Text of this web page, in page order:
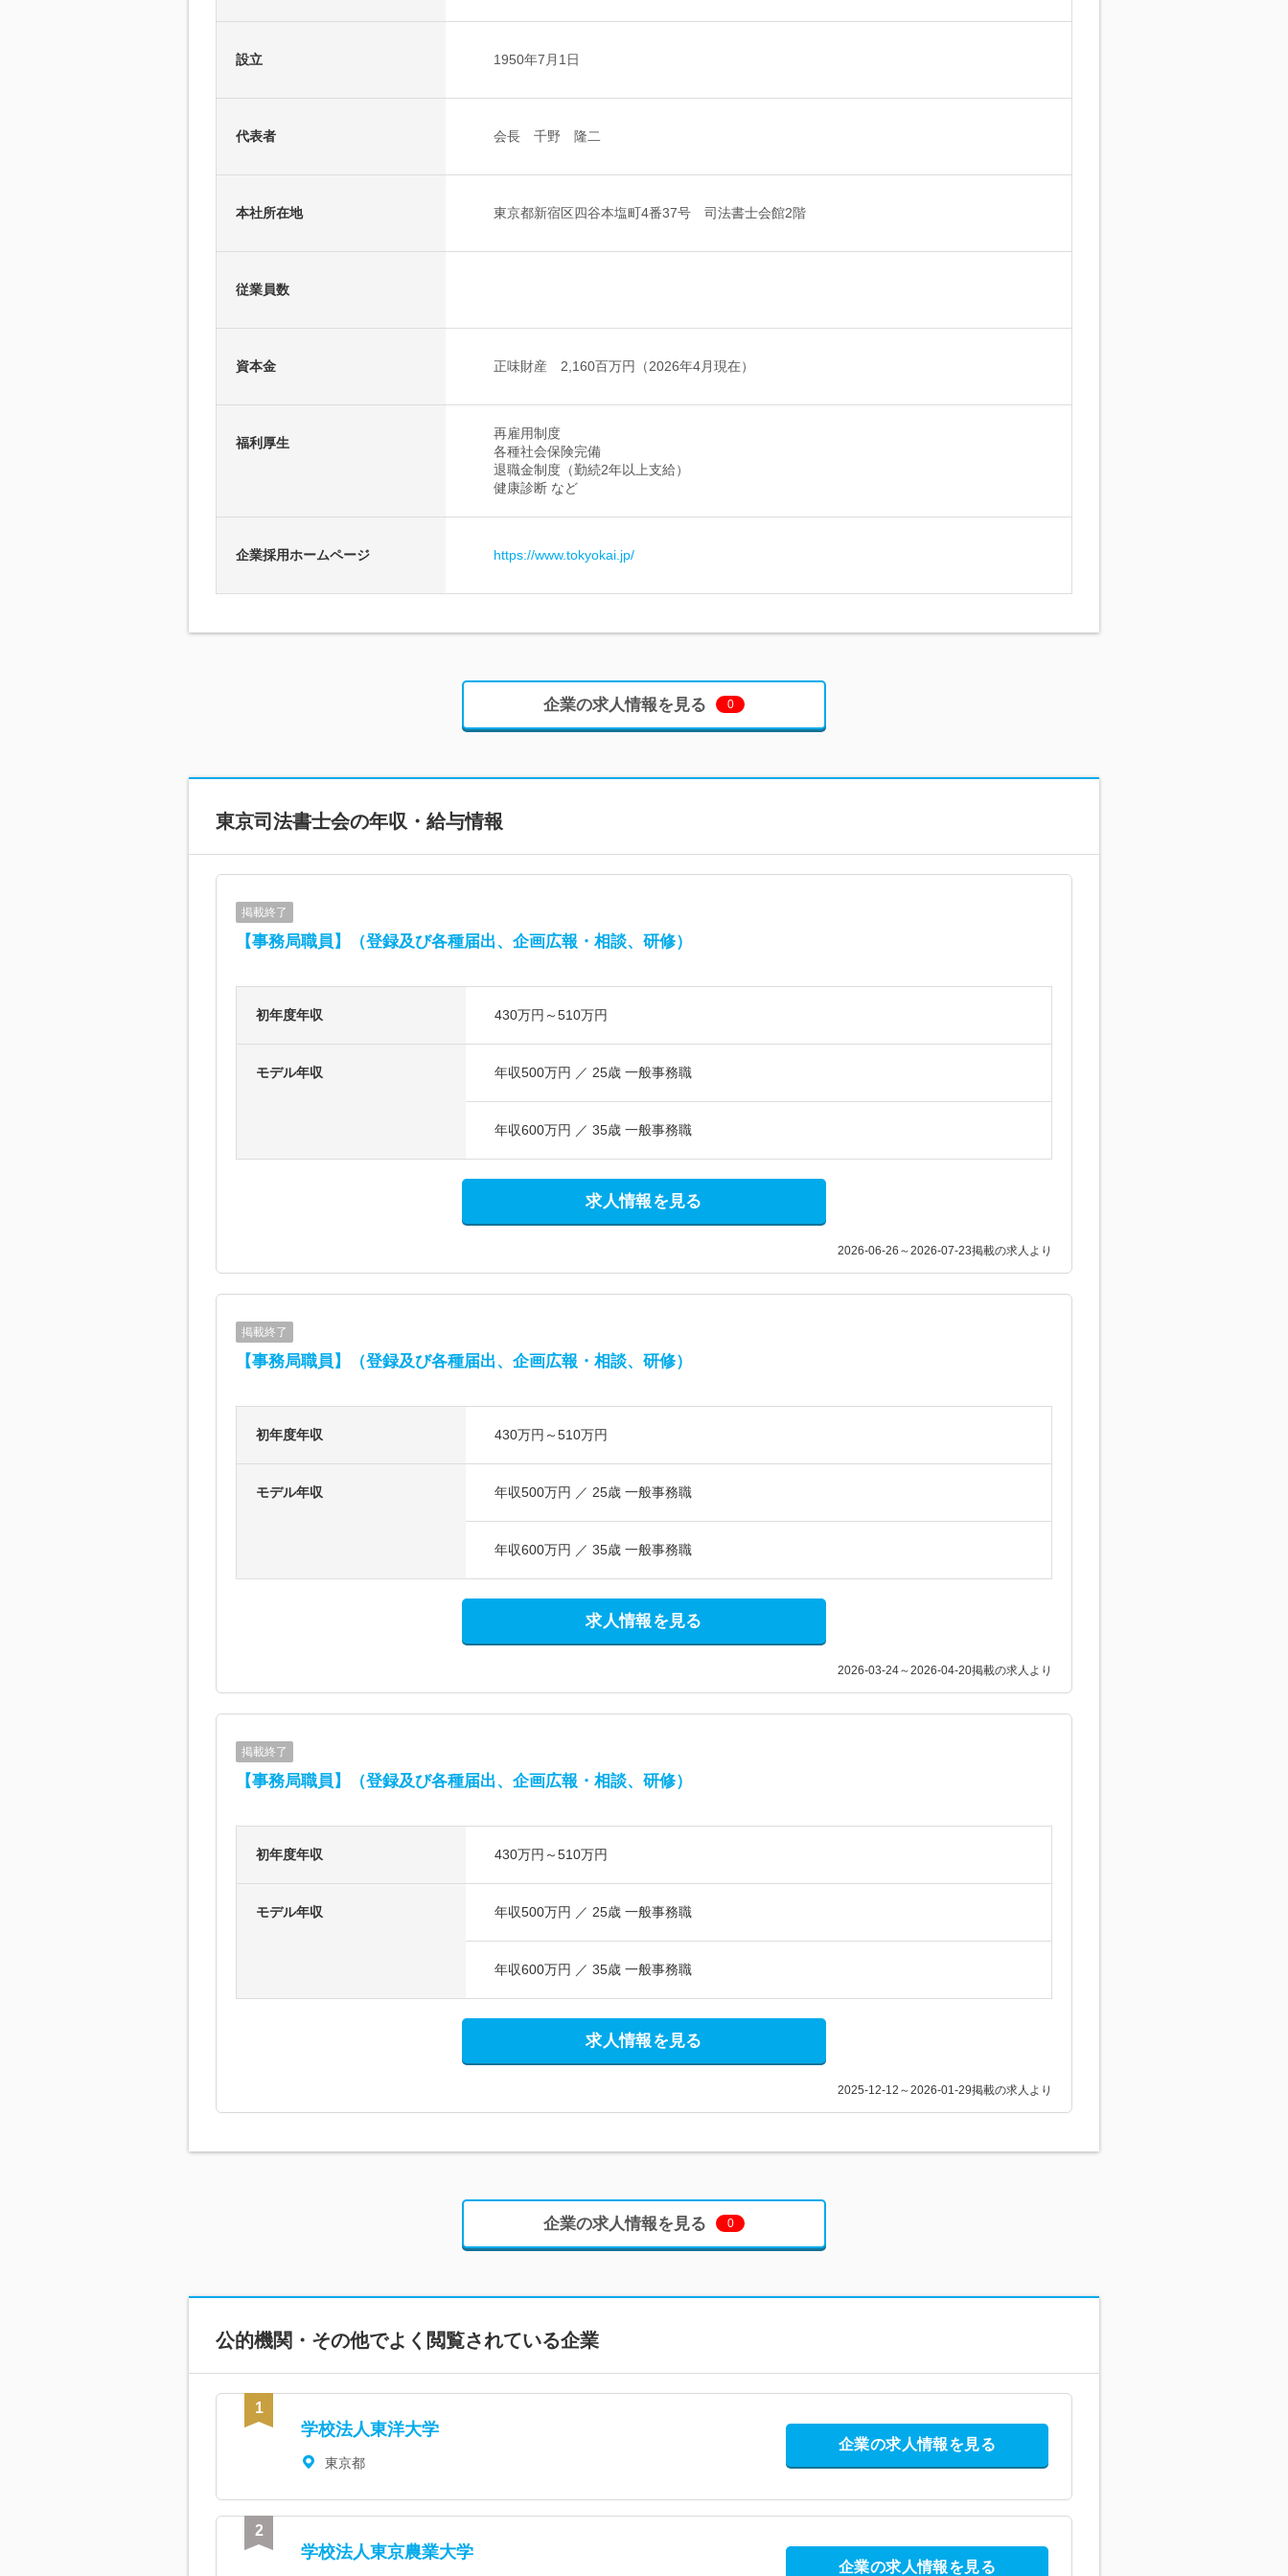
設立 1950年7月1日
代表者 会長 千野 隆二
本社所在地 東京都新宿区四谷本塩町4番37号 司法書士会館2階
従業員数
資本金 正味財産 2,160百万円（2026年4月現在）
福利厚生
再雇用制度
各種社会保険完備
退職金制度（勤続2年以上支給）
健康診断 など
企業採用ホームページ https://www.tokyokai.jp/
企業の求人情報を見る 0
東京司法書士会の年収・給与情報
掲載終了
【事務局職員】（登録及び各種届出、企画広報・相談、研修）
初年度年収 430万円～510万円
モデル年収 年収500万円 ／ 25歳 一般事務職
年収600万円 ／ 35歳 一般事務職
求人情報を見る
2026-06-26～2026-07-23掲載の求人より
掲載終了
【事務局職員】（登録及び各種届出、企画広報・相談、研修）
初年度年収 430万円～510万円
モデル年収 年収500万円 ／ 25歳 一般事務職
年収600万円 ／ 35歳 一般事務職
求人情報を見る
2026-03-24～2026-04-20掲載の求人より
掲載終了
【事務局職員】（登録及び各種届出、企画広報・相談、研修）
初年度年収 430万円～510万円
モデル年収 年収500万円 ／ 25歳 一般事務職
年収600万円 ／ 35歳 一般事務職
求人情報を見る
2025-12-12～2026-01-29掲載の求人より
企業の求人情報を見る 0
公的機関・その他でよく閲覧されている企業
学校法人東洋大学
東京都
企業の求人情報を見る
学校法人東京農業大学
企業の求人情報を見る